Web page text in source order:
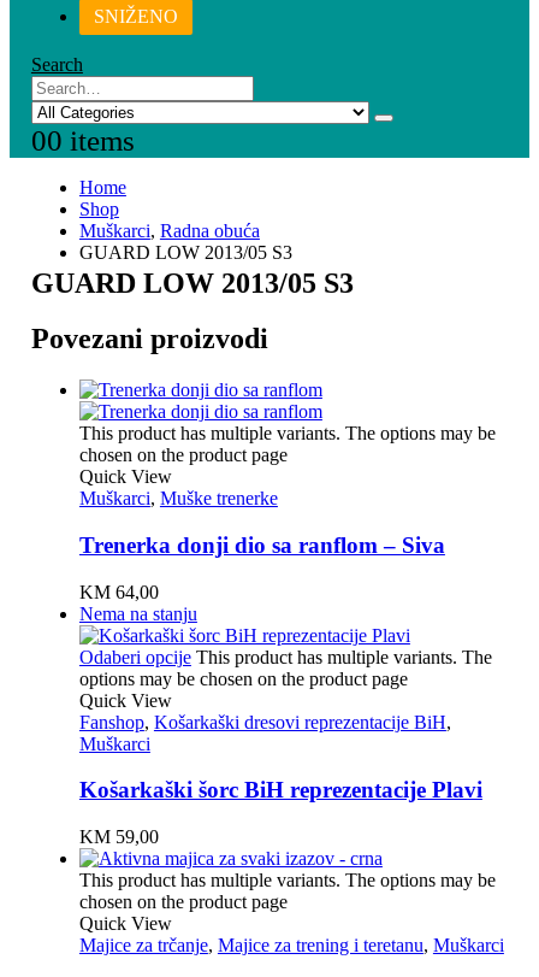
SNIŽENO
Search
00 items
Home
Shop
Muškarci, Radna obuća
GUARD LOW 2013/05 S3
GUARD LOW 2013/05 S3
Povezani proizvodi
This product has multiple variants. The options may be
chosen on the product page
Quick View
Muškarci, Muške trenerke
Trenerka donji dio sa ranflom – Siva
KM64,00
Nema na stanju
Odaberi opcije This product has multiple variants. The
options may be chosen on the product page
Quick View
Fanshop, Košarkaški dresovi reprezentacije BiH,
Muškarci
Košarkaški šorc BiH reprezentacije Plavi
KM59,00
This product has multiple variants. The options may be
chosen on the product page
Quick View
Majice za trčanje, Majice za trening i teretanu, Muškarci